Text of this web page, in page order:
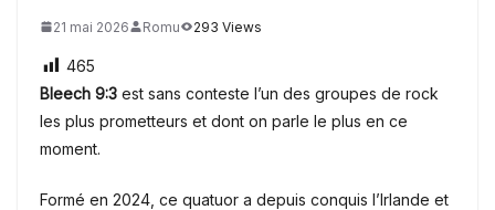
21 mai 2026 Romu 293 Views
465
Bleech 9:3 est sans conteste l’un des groupes de rock
les plus prometteurs et dont on parle le plus en ce
moment.
Formé en 2024, ce quatuor a depuis conquis l’Irlande et